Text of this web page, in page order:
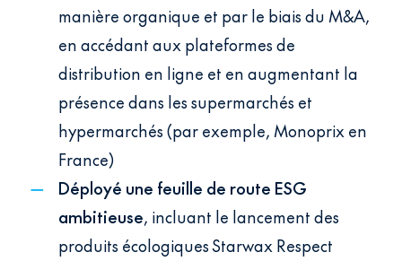
manière organique et par le biais du M&A,
en accédant aux plateformes de
distribution en ligne et en augmentant la
présence dans les supermarchés et
hypermarchés (par exemple, Monoprix en
France)
Déployé une feuille de route ESG
ambitieuse, incluant le lancement des
produits écologiques Starwax Respect